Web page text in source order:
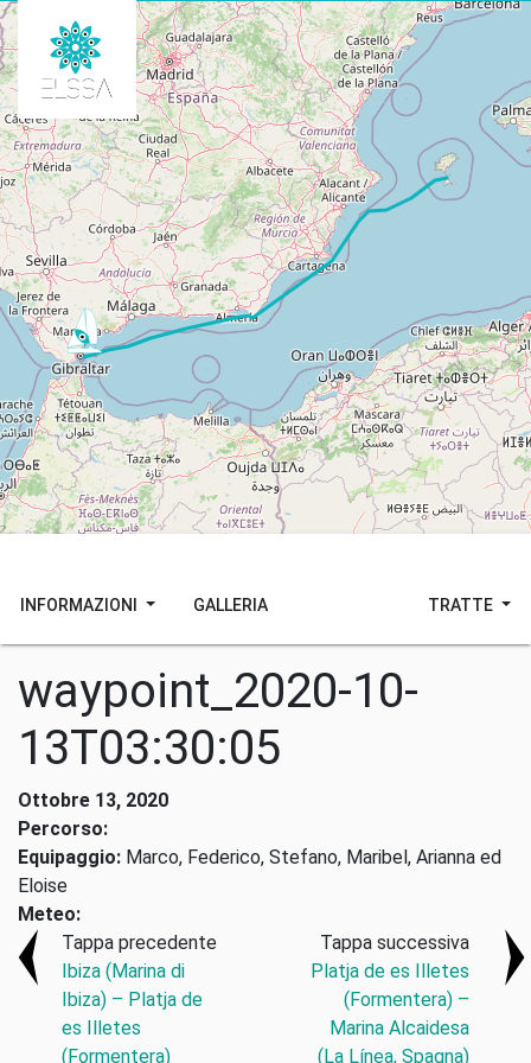
INFORMAZIONI GALLERIA TRATTE
waypoint_2020-10-
13T03:30:05
Ottobre 13, 2020
Percorso:
Equipaggio: Marco, Federico, Stefano, Maribel, Arianna ed
Eloise
Meteo:
Tappa precedente
Ibiza (Marina di
Ibiza) – Platja de
es Illetes
(Formentera)
Tappa successiva
Platja de es Illetes
(Formentera) –
Marina Alcaidesa
(La Línea, Spagna)